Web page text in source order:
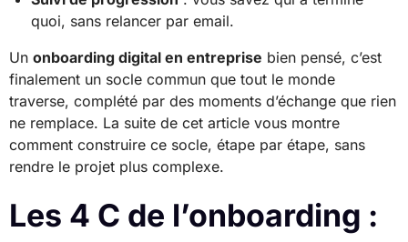
quoi, sans relancer par email.
Un onboarding digital en entreprise bien pensé, c’est
finalement un socle commun que tout le monde
traverse, complété par des moments d’échange que rien
ne remplace. La suite de cet article vous montre
comment construire ce socle, étape par étape, sans
rendre le projet plus complexe.
Les 4 C de l’onboarding :